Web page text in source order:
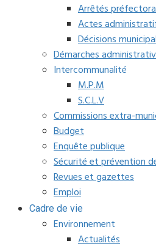
Arrêtés
Actes
Décisions
Démarches
Intercommunalité
M.P.M
S.C.L.V
Commissions extra-
Budget
Enquête publique
Sécurité et prévention
Revues et gazettes
Emploi
Cadre de vie
Environnement
Actualités